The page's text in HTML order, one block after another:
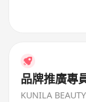
品牌推廣專
KUNILA BEAUTY